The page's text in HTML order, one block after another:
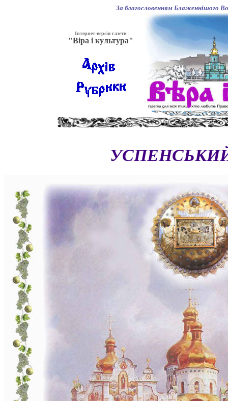
За благословенням Блаженнішого
Інтернет-версія газети
"Віра і культура"